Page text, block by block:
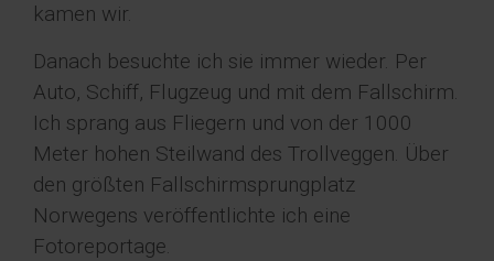
kamen wir.
Danach besuchte ich sie immer wieder. Per
Auto, Schiff, Flugzeug und mit dem Fallschirm.
Ich sprang aus Fliegern und von der 1000
Meter hohen Steilwand des Trollveggen. Über
den größten Fallschirmsprungplatz
Norwegens veröffentlichte ich eine
Fotoreportage.